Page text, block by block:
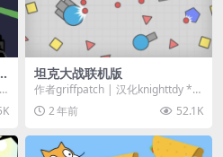
坦克大战联机版
作者griffpatch | 汉化knighttdy **
** 控制 / 键位 ...
2 年前 52.1K